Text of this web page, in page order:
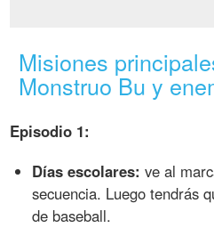
Misiones
Monstruo Bu y
Episodio 1:
Días escolares: ve al
secuencia. Luego tendrás
de baseball.